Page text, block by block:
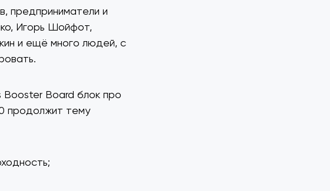
предприниматели и
Игорь Шойфот,
и ещё много людей, с
Board блок про
продолжит тему